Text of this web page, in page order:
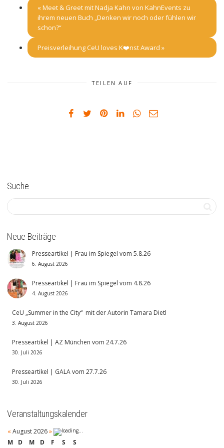
«Meet & Greet mit Nadja Kahn von KahnEvents zu
ihrem neuen Buch „Denken wir noch oder fühlen wir
schon?“
Preisverleihung CeU loves K❤️nst Award »
TEILEN AUF
Suche
Neue Beiträge
Presseartikel | Frau im Spiegel vom 5.8.26
6. August 2026
Presseartikel | Frau im Spiegel vom 4.8.26
4. August 2026
CeU „Summer in the City“ mit der Autorin Tamara Dietl
3. August 2026
Presseartikel | AZ München vom 24.7.26
30. Juli 2026
Presseartikel | GALA vom 27.7.26
30. Juli 2026
Veranstaltungskalender
« August 2026»
M
D M D F S S